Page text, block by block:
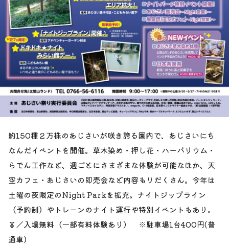
約150種２万株のあじさいが咲き誇る園内で、あじさいにち
なんだイベントを開催。草木染め・押し花・ハーバリウム・
らでん工作など、週ごとにさまざまな体験が可能なほか、天
空カフェ・あじさいの即売会など内容もりだくさん。今年は
土曜の夜限定のNight Parkを拡充。ナイトジップライン
（予約制）やトレーンのナイト運行や特別イベントもあり。
￥／入場無料（一部有料体験あり） ※駐車場1台400円(普
通車）